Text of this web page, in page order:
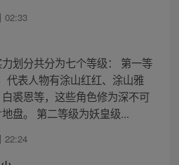
02:33
划分共分为七个等级： 第一等
代表人物有涂山红红、涂山雅
裘恩等，这些角色修为深不可
盘。 第二等级为妖皇级...
22:24